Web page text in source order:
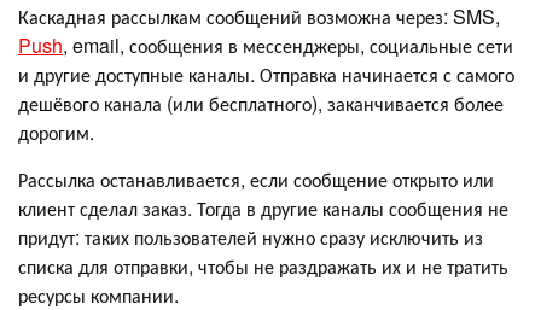
Каскадная рассылкам сообщений возможна через: SMS,
Push, email, сообщения в мессенджеры, социальные сети
и другие доступные каналы. Отправка начинается с самого
дешёвого канала (или бесплатного), заканчивается более
дорогим.
Рассылка останавливается, если сообщение открыто или
клиент сделал заказ. Тогда в другие каналы сообщения не
придут: таких пользователей нужно сразу исключить из
списка для отправки, чтобы не раздражать их и не тратить
ресурсы компании.